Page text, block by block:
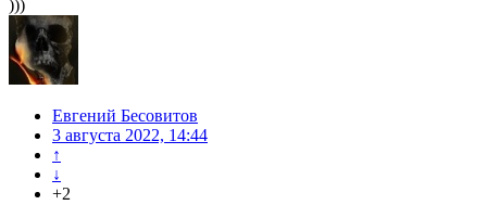
)))
Евгений Бесовитов
3 августа 2022, 14:44
↑
↓
+2